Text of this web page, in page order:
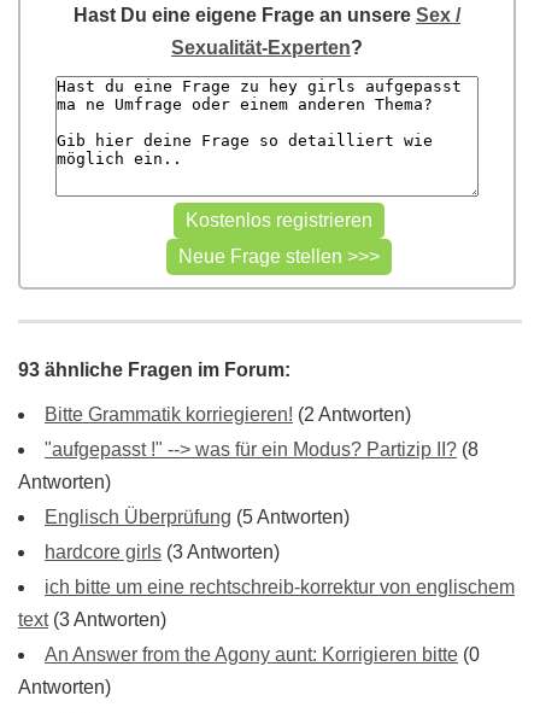
Hast Du eine eigene Frage an unsere Sex /
Sexualität-Experten?
93 ähnliche Fragen im Forum:
Bitte Grammatik korriegieren! (2 Antworten)
"aufgepasst !" --> was für ein Modus? Partizip II? (8
Antworten)
Englisch Überprüfung (5 Antworten)
hardcore girls (3 Antworten)
ich bitte um eine rechtschreib-korrektur von englischem
text(3 Antworten)
An Answer from the Agony aunt: Korrigieren bitte (0
Antworten)